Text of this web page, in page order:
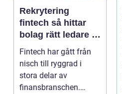
Rekrytering
fintech så hittar
bolag rätt ledare i
en reglerad
tillväxtbransch
Fintech har gått från
nisch till ryggrad i
stora delar av
finansbranschen.